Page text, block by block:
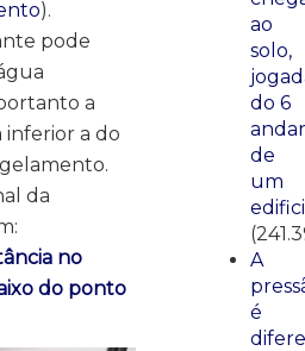
).
pode
a
a do
da
no
do ponto
ao
solo,
do 6
andar
de
um
A
é